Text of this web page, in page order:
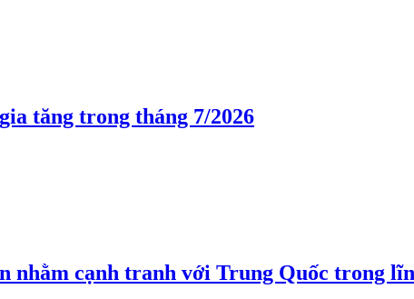
tăng trong tháng 7/2026
nhằm cạnh tranh với Trung Quốc trong